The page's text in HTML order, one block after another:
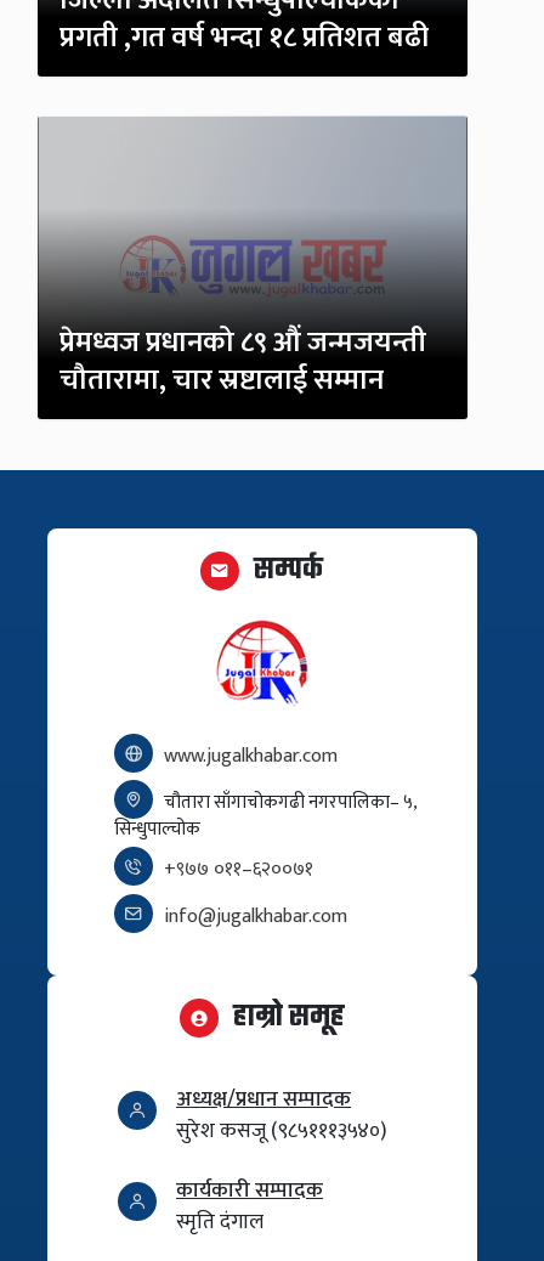
प्रगती ,गत वर्ष भन्दा १८ प्रतिशत बढी
प्रेमध्वज प्रधानको ८९ औं जन्मजयन्ती
चौतारामा, चार स्रष्टालाई सम्मान
सम्पर्क
www.jugalkhabar.com
चौतारा साँगाचोकगढी नगरपालिका– ५,
सिन्धुपाल्चोक
+९७७ ०११–६२००७१
info@jugalkhabar.com
हाम्रो समूह
अध्यक्ष/प्रधान सम्पादक
सुरेश कसजू (९८५१११३५४०)
कार्यकारी सम्पादक
स्मृति दंगाल